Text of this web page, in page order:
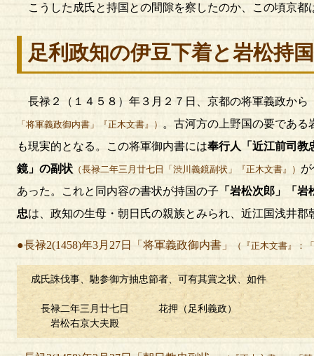
こうした成氏と持国との間隙を察したのか、この頃京都
足利政知の伊豆下着と岩松持
長禄２（１４５８）年３月２７日、京都の将軍義政から
「将軍義政御内書」『正木文書』）
。古河方の上野国の要であ
も現実的となる。この将軍御内書には奉行人「近江前司教
鏡」の副状 （長禄二年三月廿七日「渋川義鏡副状」『正木文書』）
あった。これと同内容の書状が持国の子 「岩松次郎」「岩
忠は、政知の生母・朝日氏の親族とみられ、近江国浅井郡
●長禄2(1458)年3月27日「将軍義政御内書」 （『正木文書』：
成氏誅伐事、馳参御方抽忠節者、可有其賞之状、如件
長禄二年三月廿七日 花押（足利義政）
岩松右京大夫殿